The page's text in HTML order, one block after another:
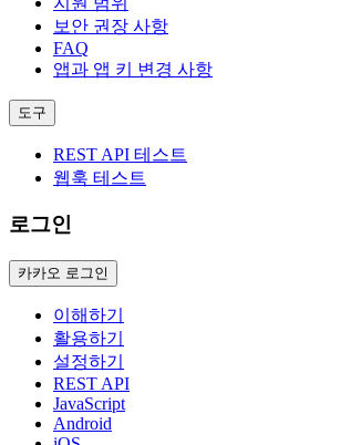
보안 권장 사항
FAQ
앱과 앱 키 변경 사항
도구
REST API 테스트
웹훅 테스트
로그인
카카오 로그인
이해하기
활용하기
설정하기
REST API
JavaScript
Android